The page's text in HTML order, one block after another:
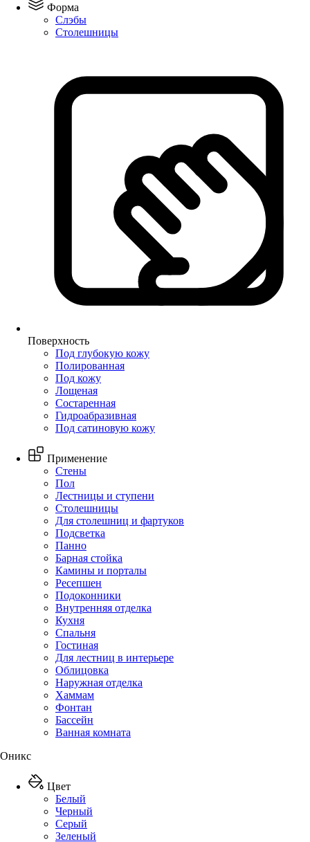
Форма
Слэбы
Столешницы
Поверхность
Под глубокую кожу
Полированная
Под кожу
Лощеная
Состаренная
Гидроабразивная
Под сатиновую кожу
Применение
Стены
Пол
Лестницы и ступени
Столешницы
Для столешниц и фартуков
Подсветка
Панно
Барная стойка
Камины и порталы
Ресепшен
Подоконники
Внутренняя отделка
Кухня
Спальня
Гостиная
Для лестниц в интерьере
Облицовка
Наружная отделка
Хаммам
Фонтан
Бассейн
Ванная комната
Оникс
Цвет
Белый
Черный
Серый
Зеленый